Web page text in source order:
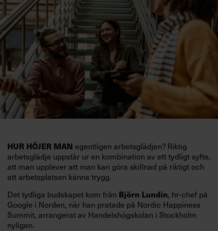
HUR HÖJER MAN egentligen arbetsglädjen? Riktig
arbetsglädje uppstår ur en kombination av ett tydligt syfte,
att man upplever att man kan göra skillnad på riktigt och
att arbetsplatsen känns trygg.
Det tydliga budskapet kom från Björn Lundin, hr-chef på
Google i Norden, när han pratade på Nordic Happiness
Summit, arrangerat av Handelshögskolan i Stockholm
nyligen.